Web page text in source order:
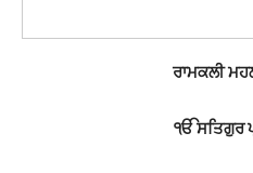
ਰਾਮਕਲੀ
ੴ ਸਤਿਗੁਰ